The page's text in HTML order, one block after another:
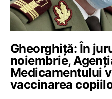
Gheorghiță: În
noiembrie,
Medicamentului
vaccinarea